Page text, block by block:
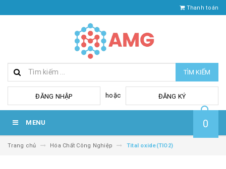
Thanh toán
TÌM KIẾM
ĐĂNG NHẬP hoặc ĐĂNG KÝ
MENU 0
Trang chủ Hóa Chất Công Nghiệp Tital oxide(TIO2)